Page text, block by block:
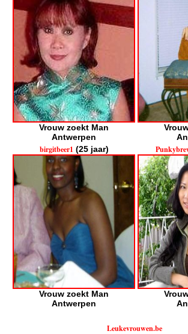
Vrouw zoekt Man
Antwerpen
birgitbeer1 (25 jaar)
Vrouw zoekt Man
Antwerpen
Leukevrouwen.be